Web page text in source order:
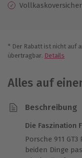
* Der Rabatt ist nicht auf
übertragbar. Details
Alles auf
Beschreibung
Die Faszination
Porsche 911 GT3 RS 991 und Circuit
beiden Dinge